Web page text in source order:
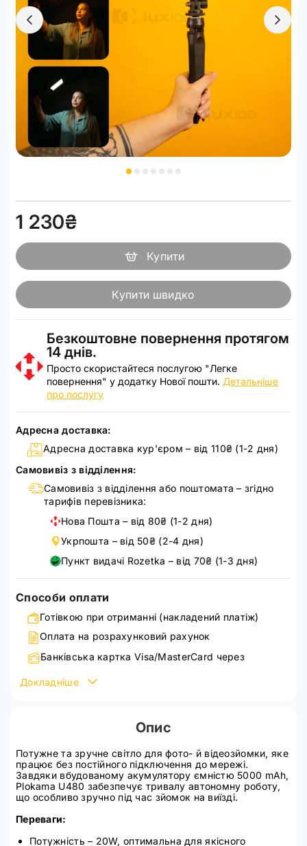
1 230₴
Купити
Купити швидко
Безкоштовне повернення протягом
14 днів.
Просто скористайтеся послугою "Легке
повернення" у додатку Нової пошти. Детальніше
про послугу
Адресна доставка:
Адресна доставка кур'єром – від 110₴ (1-2 дня)
Самовивіз з відділення:
Самовивіз з відділення або поштомата – згідно
тарифів перевізника:
Нова Пошта – від 80₴ (1-2 дня)
Укрпошта – від 50₴ (2-4 дня)
Пункт видачі Rozetka – від 70₴ (1-3 дня)
Способи оплати
Готівкою при отриманні (накладений платіж)
Оплата на розрахунковий рахунок
Банківська картка Visa/MasterCard через
Детальніше ознайомитися зі способами оплати можна
Докладніше
Опис
Потужне та зручне світло для фото- й відеозйомки, яке
працює без постійного підключення до мережі.
Завдяки вбудованому акумулятору ємністю 5000 mAh,
Plokama U480 забезпечує тривалу автономну роботу,
що особливо зручно під час зйомок на виїзді.
Переваги:
Потужність – 20W, оптимальна для якісного